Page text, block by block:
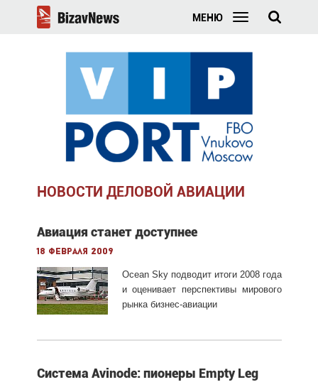
МЕНЮ
НОВОСТИ ДЕЛОВОЙ АВИАЦИИ
Авиация станет доступнее
18 февраля 2009
Ocean Sky подводит итоги 2008 года
и оценивает перспективы мирового
рынка бизнес-авиации
Система Avinode: пионеры Empty Leg